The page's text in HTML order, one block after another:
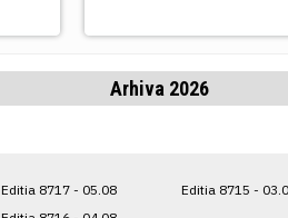
Arhiva 2026
Editia 8717 - 05.08
Editia 8715 -